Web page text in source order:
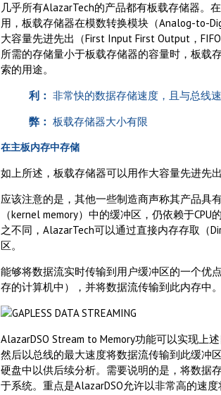
几乎所有AlazarTech的产品都有板载存储器。
用，板载存储器在模数转换模块（Analog-to-
大容量先进先出（First Input First Output，
所需的存储量小于板载存储器的容量时，板载
索的用途。
利： 非常快的数据存储速度，且与总线
弊： 板载存储器大小有限
在主板内存中存储
如上所述，板载存储器可以用作大容量先进先
应该注意的是，其他一些制造商声称其产品具
（kernel memory）中的缓冲区，仍依赖于
之不同，AlazarTech可以通过直接内存存取（
区。
能够将数据流实时传输到用户缓冲区的一个优
存的计算机中），并将数据流传输到此内存中
AlazarDSO Stream to Memory功能可以实现上
然后以总线的最大速度将数据流传输到此缓冲
硬盘中以供后续分析。需要说明的是，将数据
于系统。重点是AlazarDSO允许以非常高的速度